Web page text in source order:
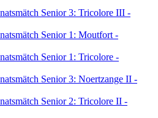
Senior 3: Tricolore III -
Senior 1: Moutfort -
Senior 1: Tricolore -
Senior 3: Noertzange II -
Senior 2: Tricolore II -